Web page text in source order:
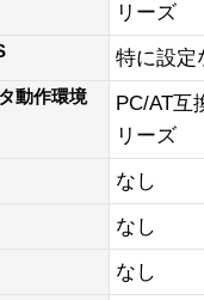
リーズ
特に設定
動作環境
PC/AT互
リーズ
なし
なし
なし